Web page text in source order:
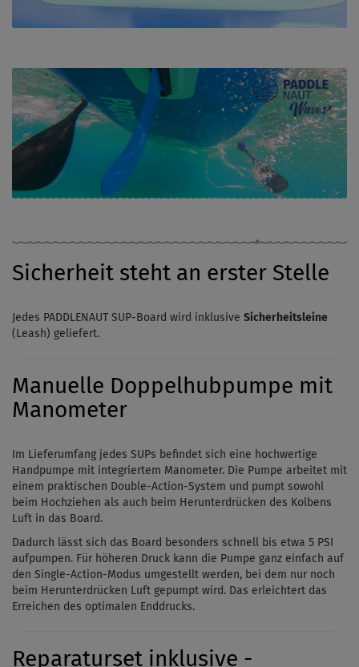
Sicherheit steht an erster Stelle
Jedes PADDLENAUT SUP-Board wird inklusive Sicherheitsleine
(Leash) geliefert.
Manuelle Doppelhubpumpe mit
Manometer
Im Lieferumfang jedes SUPs befindet sich eine hochwertige
Handpumpe mit integriertem Manometer. Die Pumpe arbeitet mit
einem praktischen Double-Action-System und pumpt sowohl
beim Hochziehen als auch beim Herunterdrücken des Kolbens
Luft in das Board.
Dadurch lässt sich das Board besonders schnell bis etwa 5 PSI
aufpumpen. Für höheren Druck kann die Pumpe ganz einfach auf
den Single-Action-Modus umgestellt werden, bei dem nur noch
beim Herunterdrücken Luft gepumpt wird. Das erleichtert das
Erreichen des optimalen Enddrucks.
Reparaturset inklusive -